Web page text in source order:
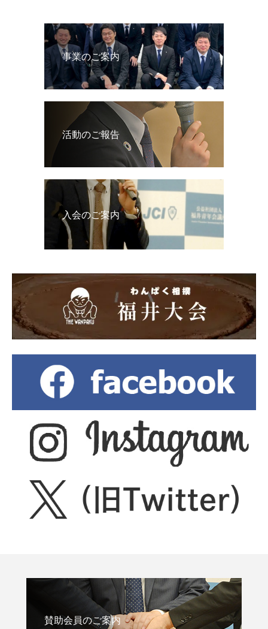
事業のご案内
活動のご報告
入会のご案内
賛助会員のご案内